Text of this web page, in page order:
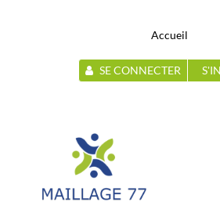
Accueil
SE CONNECTER